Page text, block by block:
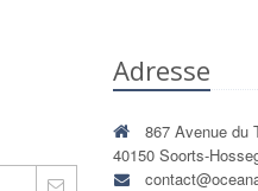
Adresse
867 Avenue du
40150 Soorts-